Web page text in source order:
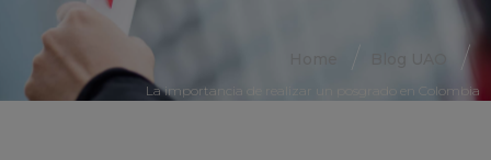
La importancia de realizar un posgrado en Colombia